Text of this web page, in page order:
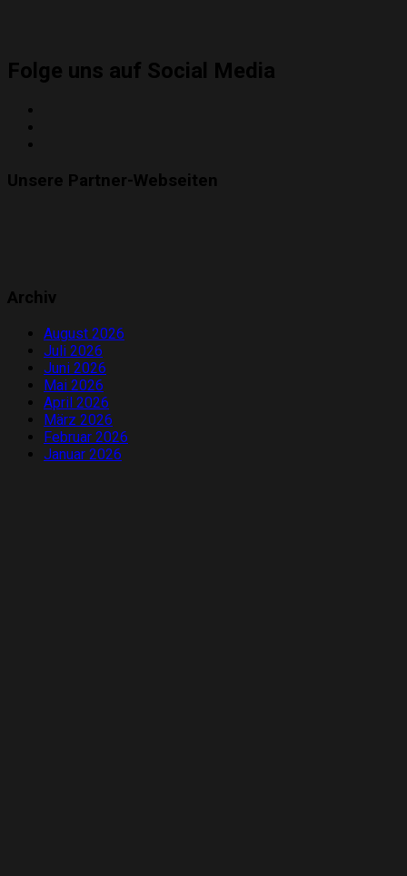
Folge uns auf Social Media
Unsere Partner-Webseiten
Archiv
August 2026
Juli 2026
Juni 2026
Mai 2026
April 2026
März 2026
Februar 2026
Januar 2026